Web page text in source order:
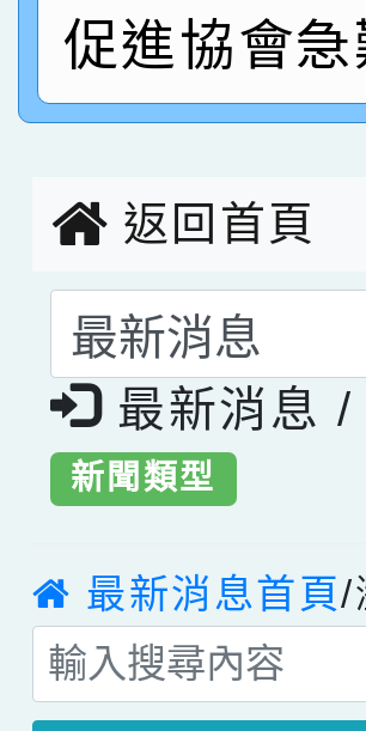
賽 劉文瑛教
臺灣台語-第
賀！本校參與
市賽榮獲科學
促進協會
返回首頁
選擇後頁面
最新消息 /
新聞類型
最新消息首頁/